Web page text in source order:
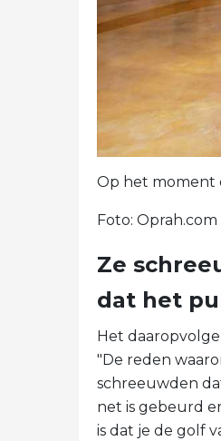
Op het moment
Foto: Oprah.com
Ze
dat het
Het
"De reden
schreeuwden
net is gebeurd
is dat je de golf